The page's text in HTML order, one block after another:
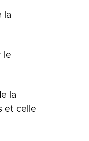
la
le
la
et celle